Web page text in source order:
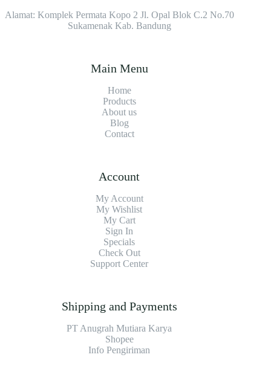
Alamat: Komplek Permata Kopo 2 Jl. Opal Blok C.2 No.70
Sukamenak Kab. Bandung
Main Menu
Home
Products
About us
Blog
Contact
Account
My Account
My Wishlist
My Cart
Sign In
Specials
Check Out
Support Center
Shipping and Payments
PT Anugrah Mutiara Karya
Shopee
Info Pengiriman